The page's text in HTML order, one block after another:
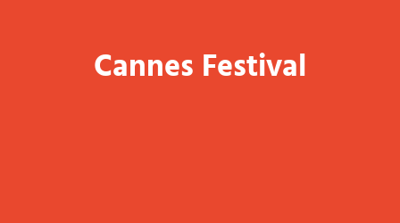
Cannes Festival